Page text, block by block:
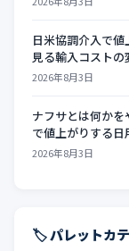
日米協調介入で
見る輸入コストの
2026年8月3日
ナフサとは何か
で値上がりする日
2026年8月3日
🏷️ パレットカ